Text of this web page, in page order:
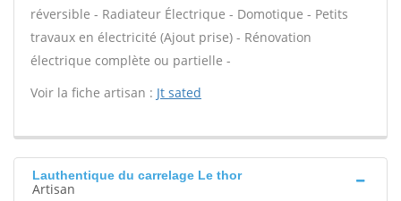
réversible - Radiateur Électrique - Domotique - Petits
travaux en électricité (Ajout prise) - Rénovation
électrique complète ou partielle -
Voir la fiche artisan : Jt sated
Lauthentique du carrelage Le thor
Artisan